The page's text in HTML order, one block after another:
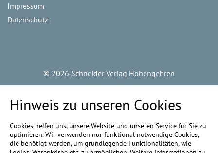
Impressum
Datenschutz
© 2026 Schneider Verlag Hohengehren
Hinweis zu unseren Cookies
Cookies helfen uns, unsere Website und unseren Service für Sie zu
optimieren. Wir verwenden nur funktional notwendige Cookies,
die benötigt werden, um grundlegende Funktionalitäten, wie